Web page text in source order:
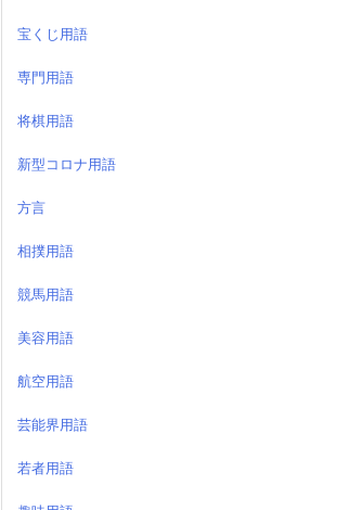
宝くじ用語
専門用語
将棋用語
新型コロナ用語
方言
相撲用語
競馬用語
美容用語
航空用語
芸能界用語
若者用語